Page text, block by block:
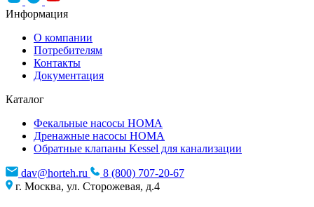
Информация
О компании
Потребителям
Контакты
Документация
Каталог
Фекальные насосы HOMA
Дренажные насосы HOMA
Обратные клапаны Kessel для канализации
dav@horteh.ru
8 (800) 707-20-67
г. Москва, ул. Сторожевая, д.4